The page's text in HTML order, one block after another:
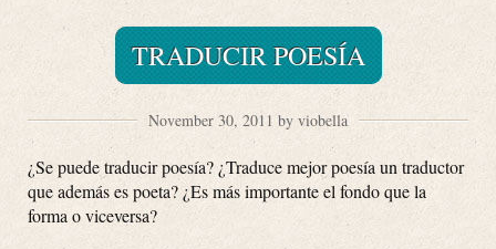
TRADUCIR POESÍA
November 30, 2011 by viobella
¿Se puede traducir poesía? ¿Traduce mejor poesía un traductor
que además es poeta? ¿Es más importante el fondo que la
forma o viceversa?